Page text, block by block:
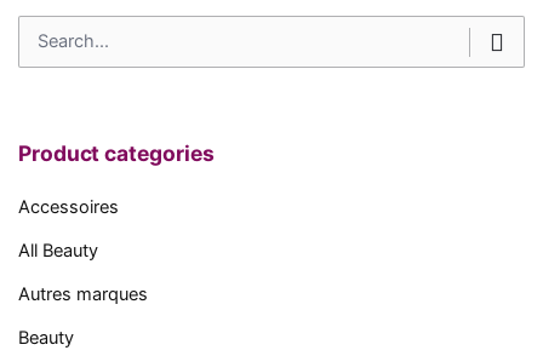
Search
for
Product categories
Accessoires
All Beauty
Autres marques
Beauty